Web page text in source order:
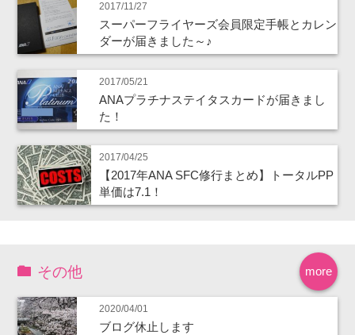
2017/11/27
スーパーフライヤーズ会員限定手帳とカレン
ダーが届きました～♪
2017/05/21
ANAプラチナステイタスカードが届きまし
た！
2017/04/25
【2017年ANA SFC修行まとめ】トータルPP
単価は7.1！
more
その他
2020/04/01
ブログ休止します